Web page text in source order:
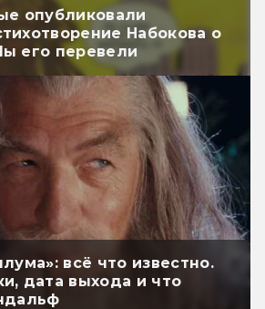
опубликовали
Набокова о
его перевели
всё что известно.
дата выхода и что